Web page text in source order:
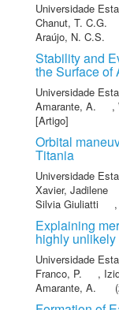
Universidade
Chanut, T. C.G.
Araújo, N. C.S.
Stability and
the Surface of
Universidade
Amarante, A.
,
[Artigo]
Orbital
Titania
Universidade
Xavier, Jadilene
Silvia Giuliatti
,
Explaining
highly unlikely
Universidade
Franco, P.
,
Amarante, A.